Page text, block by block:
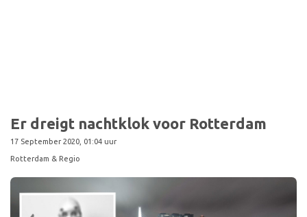
Er dreigt nachtklok voor Rotterdam
17 September 2020, 01:04 uur
Rotterdam & Regio